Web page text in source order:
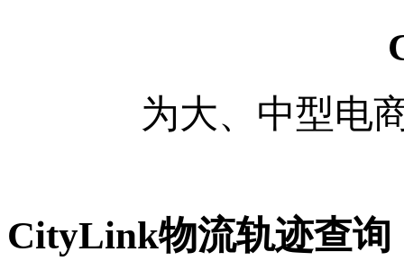
为大、中型电
CityLink物流轨迹查询